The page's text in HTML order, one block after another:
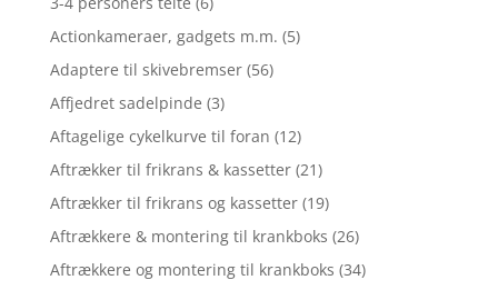
Actionkameraer, gadgets m.m. (5)
Adaptere til skivebremser (56)
Affjedret sadelpinde (3)
Aftagelige cykelkurve til foran (12)
Aftrækker til frikrans & kassetter (21)
Aftrækker til frikrans og kassetter (19)
Aftrækkere & montering til krankboks (26)
Aftrækkere og montering til krankboks (34)